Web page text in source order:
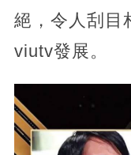
絕， 令人刮目
viutv發展。